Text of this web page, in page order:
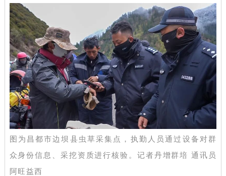
图为昌都市边坝县虫草采集点，执勤人员通过设备对群
众身份信息、采挖资质进行核验。记者丹增群培 通讯员
阿旺益西